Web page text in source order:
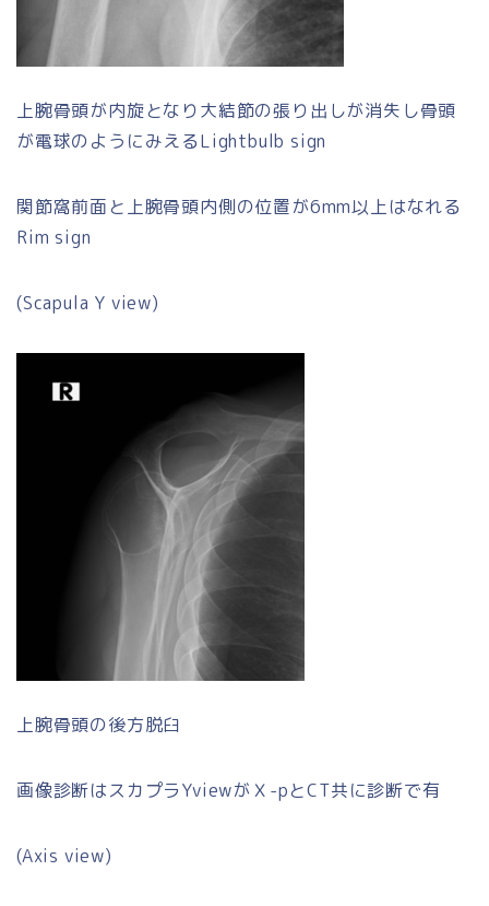
上腕骨頭が内旋となり大結節の張り出しが消失し骨頭
が電球のようにみえるLightbulb sign
関節窩前面と上腕骨頭内側の位置が6mm以上はなれる
Rim sign
(Scapula Y view)
上腕骨頭の後方脱臼
画像診断はスカプラYviewがＸ-pとCT共に診断で有
(Axis view)